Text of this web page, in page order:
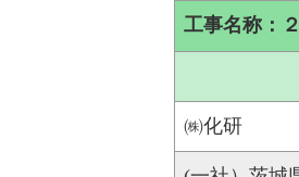
工事名称：
㈱化研